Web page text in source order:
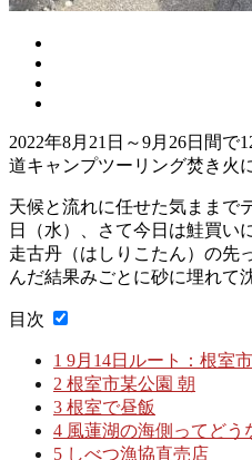
2022年8月21日～9月26日間
道キャンプツーリング焚き火
天候と流れに任せた気ままで
日（水）、さて今日は鮭買い
走古丹（はしりこたん）の先
んだ結果みごとに砂に埋れて
目次
1 9月14日ルート：根室
2 根室市某公園 朝
3 根室で昼飯
4 風蓮湖の海側ってどう
5 しべつ漁協直売店